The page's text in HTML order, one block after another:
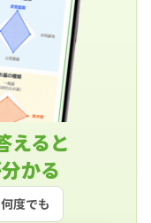
えると
かる
何度でも